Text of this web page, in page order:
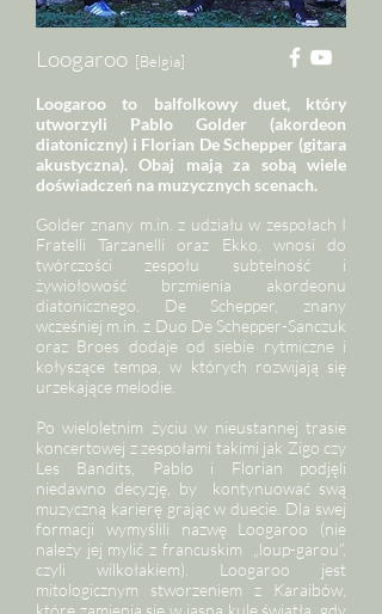
Loogaroo [Belgia]
Loogaroo to balfolkowy duet, który
utworzyli Pablo Golder (akordeon
diatoniczny) i Florian De Schepper (gitara
akustyczna). Obaj mają za sobą wiele
doświadczeń na muzycznych scenach.
Golder znany m.in. z udziału w zespołach I
Fratelli Tarzanelli oraz Ekko, wnosi do
twórczości zespołu subtelność i
żywiołowość brzmienia akordeonu
diatonicznego. De Schepper, znany
wcześniej m.in. z Duo De Schepper-Sanczuk
oraz Broes dodaje od siebie rytmiczne i
kołyszące tempa, w których rozwijają się
urzekające melodie.
Po wieloletnim życiu w nieustannej trasie
koncertowej z zespołami takimi jak Zigo czy
Les Bandits, Pablo i Florian podjęli
niedawno decyzję, by kontynuować swą
muzyczną karierę grając w duecie. Dla swej
formacji wymyślili nazwę Loogaroo (nie
należy jej mylić z francuskim „loup-garou”,
czyli wilkołakiem). Loogaroo jest
mitologicznym stworzeniem z Karaibów,
które zamienia się w jasną kulę światła, gdy